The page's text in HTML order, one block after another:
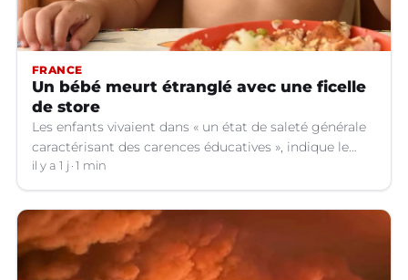
FRANCE
Un bébé meurt étranglé avec une ficelle
de store
Les enfants vivaient dans « un état de saleté générale
caractérisant des carences éducatives », indique le
parquet.
il y a 1 j 1 min